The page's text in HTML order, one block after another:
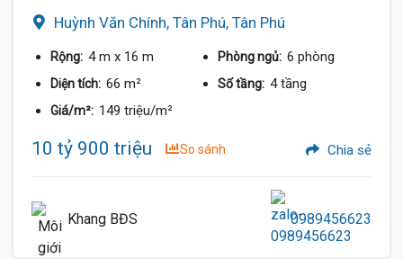
Huỳnh Văn Chính, Tân Phú, Tân Phú
Rộng: 4 m x 16 m Phòng ngủ: 6 phòng
Diện tích: 66 m² Số tầng: 4 tầng
Giá/m²: 149 triệu/m²
10 tỷ 900 triệu So sánh Chia sẻ
Khang BĐS 0989456623